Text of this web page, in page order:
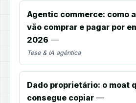
Agentic commerce: como
vão comprar e pagar por
2026 —
Tese & IA agêntica
Dado proprietário: o moat
consegue copiar —